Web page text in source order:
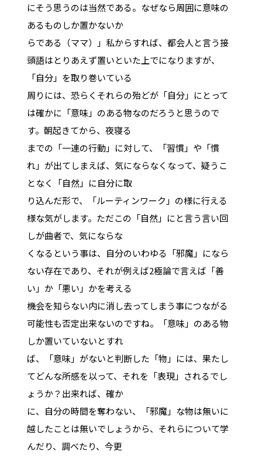
にそう思うのは当然である。なぜなら周囲に意味の
あるものしか置かないか
らである（ママ）」私からすれば、都会人と言う接
頭語はとりあえず置いといた上でになりますが、
「自分」を取り巻いている
周りには、恐らくそれらの殆どが「自分」にとって
は確かに「意味」のある物なのだろうと思うので
す。朝起きてから、夜寝る
までの「一連の行動」に対して、「習慣」や「慣
れ」が出てしまえば、気にならなくなって、疑うこ
となく「自然」に自分に取
り込んだ形で、「ルーティンワーク」の様に行える
様な気がします。ただこの「自然」にと言う言い回
しが曲者で、気にならな
くなるという事は、自分のいわゆる「邪魔」になら
ない存在であり、それが例えば2極論で言えば「善
い」か「悪い」かを考える
機会を知らない内に消し去ってしまう事につながる
可能性も否定出来ないのですね。「意味」のある物
しか置いていないとすれ
ば、「意味」がないと判断した「物」には、果たし
てどんな所感を以って、それを「表現」されるでし
ょうか？出来れば、確か
に、自分の時間を奪わない、「邪魔」な物は無いに
越したことは無いでしょうから、それらについて学
んだり、調べたり、今更